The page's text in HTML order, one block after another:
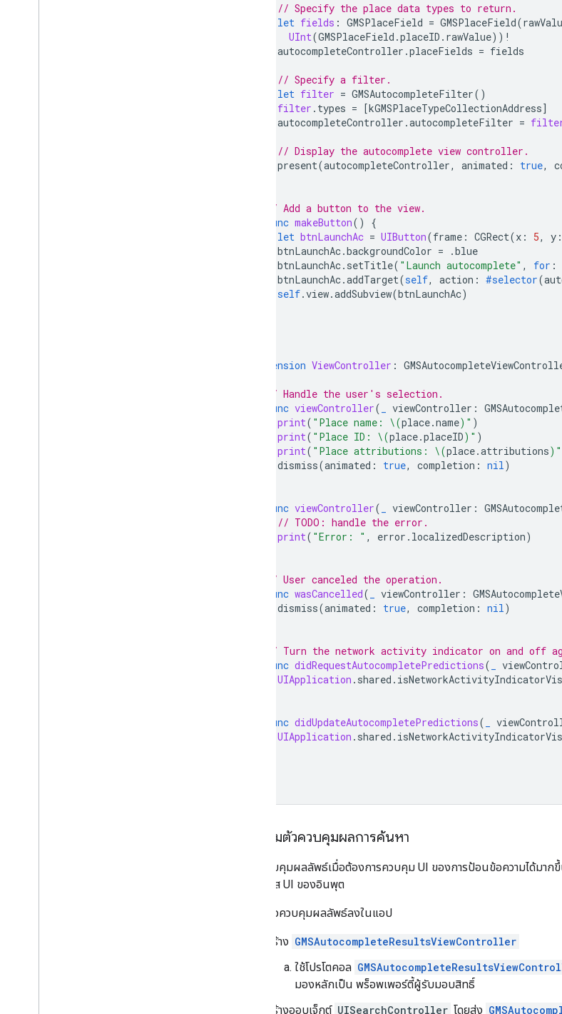
// Specify the place data types to return.
let fields : GMSPlaceField = GMSPlaceField(
UInt(GMSPlaceField .placeID . rawValue)) !
autocompleteController .placeFields = fields
// Specify a filter.
let filter = GMSAutocompleteFilter()
filter . types = [kGMSPlaceTypeCollectionAddress]
autocompleteController .autocompleteFilter =
// Display the autocomplete view controller.
present(autocompleteController, animated : true,
// Add a button to the view.
func makeButton()
{
let btnLaunchAc = UIButton(frame : CGRect(x : 5, y :
btnLaunchAc.backgroundColor = .blue
btnLaunchAc. setTitle( "Launch autocomplete" , for :
btnLaunchAc.addTarget(self, action : #selector(
self.view.addSubview(btnLaunchAc)
extension ViewController :
// Handle the user's selection.
func viewController( viewController :
print( "Place name: \(place.name) " )
print( "Place ID: \(place.placeID) " )
print( "Place attributions: \(place.attributions) "
dismiss(animated : true, completion : nil)
func viewController( viewController :
// TODO: handle the error.
print( "Error: " , error . localizedDescription)
// User canceled the operation.
func wasCancelled( viewController :
dismiss(animated : true, completion : nil)
// Turn the network activity indicator on and off
func didRequestAutocompletePredictions(
UIApplication . shared .
func didUpdateAutocompletePredictions(
UIApplication . shared .
การเพิ่มตัวควบคุมผลการค้นหา
ใช้ตัวควบคุมผลลัพธ์เมื่อต้องการควบคุม UI ของการป้อนข้อความได้ม
ตามโฟกัส UI ของอินพุต
วิธีเพิ่มตัวควบคุมผลลัพธ์ลงในแอป
สร้าง GMSAutocompleteResultsViewController
ใช้โปรโตคอล
มองหลักเป็น พร็อพเพอร์ตี้ผู้รับมอบสิทธิ์
สร้างออบเจ็กต์ UISearchController โดยส่ง